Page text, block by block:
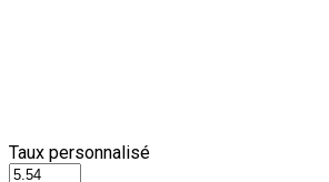
Taux personnalisé